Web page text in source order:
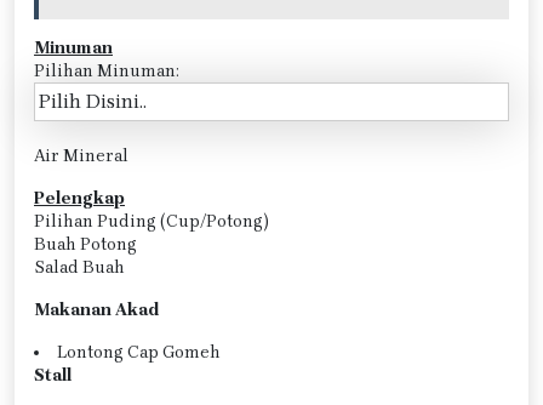
Minuman
Pilihan Minuman:
Air Mineral
Pelengkap
Pilihan Puding (Cup/Potong)
Buah Potong
Salad Buah
Makanan Akad
Lontong Cap Gomeh
Stall